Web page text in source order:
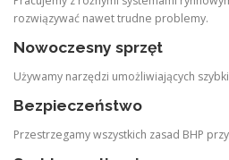
rozwiązywać nawet trudne problemy.
Nowoczesny sprzęt
Używamy narzędzi umożliwiających
Bezpieczeństwo
Przestrzegamy wszystkich zasad BHP